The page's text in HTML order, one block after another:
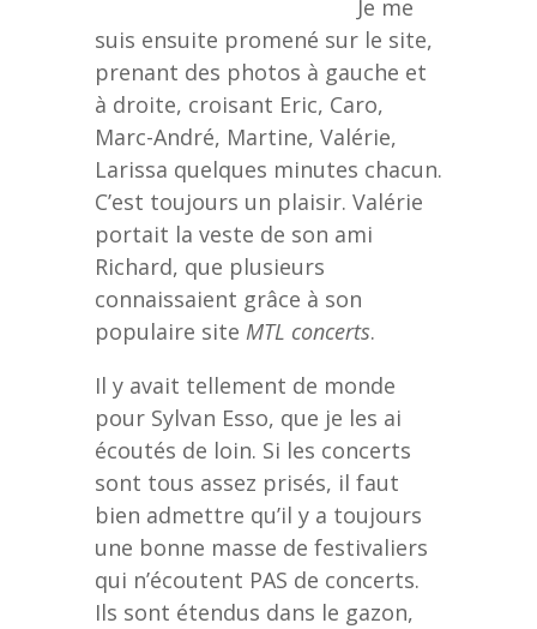
Je me
suis ensuite promené sur le site,
prenant des photos à gauche et
à droite, croisant Eric, Caro,
Marc-André, Martine, Valérie,
Larissa quelques minutes chacun.
C’est toujours un plaisir. Valérie
portait la veste de son ami
Richard, que plusieurs
connaissaient grâce à son
populaire site MTL concerts.
Il y avait tellement de monde
pour Sylvan Esso, que je les ai
écoutés de loin. Si les concerts
sont tous assez prisés, il faut
bien admettre qu’il y a toujours
une bonne masse de festivaliers
qui n’écoutent PAS de concerts.
Ils sont étendus dans le gazon,